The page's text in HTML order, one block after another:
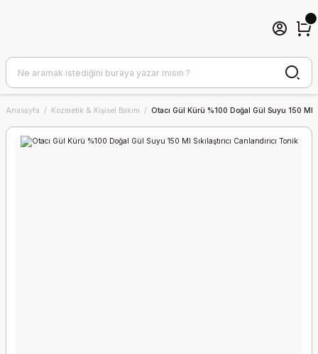
Anasayfa Kozmetik & Kişisel Bakım Otacı Gül Kürü %100 Doğal Gül Suyu 150 Ml